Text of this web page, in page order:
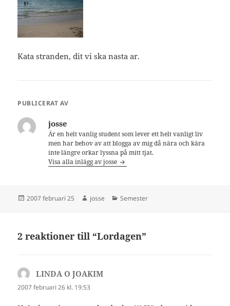
Kata stranden, dit vi ska nasta ar.
PUBLICERAT AV
josse
Är en helt vanlig student som lever ett helt vanligt liv
men har behov av att blogga av mig då nära och kära
inte längre orkar lyssna på mitt tjat.
Visa alla inlägg av josse
Postat
2007 februari 25 Författare
josse Kategorier
Semester
2 reaktioner till “Lordagen”
LINDA O JOAKIM
2007 februari 26 kl. 19:53